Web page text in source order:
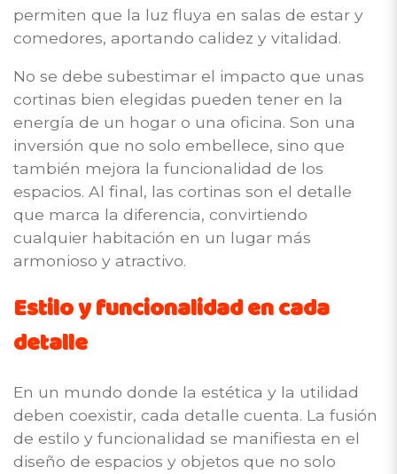
permiten que la luz fluya en salas de estar y
comedores, aportando calidez y vitalidad.
No se debe subestimar el impacto que unas
cortinas bien elegidas pueden tener en la
energía de un hogar o una oficina. Son una
inversión que no solo embellece, sino que
también mejora la funcionalidad de los
espacios. Al final, las cortinas son el detalle
que marca la diferencia, convirtiendo
cualquier habitación en un lugar más
armonioso y atractivo.
Estilo y funcionalidad en cada
detalle
En un mundo donde la estética y la utilidad
deben coexistir, cada detalle cuenta. La fusión
de estilo y funcionalidad se manifiesta en el
diseño de espacios y objetos que no solo